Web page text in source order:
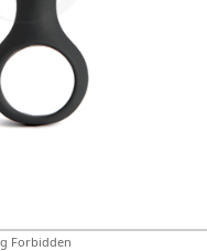
Forbidden